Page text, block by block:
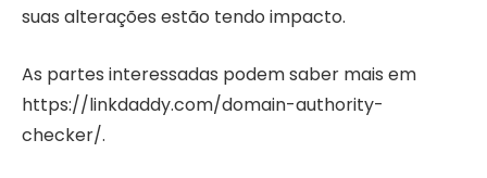
suas alterações estão tendo impacto.
As partes interessadas podem saber mais em
https://linkdaddy.com/domain-authority-
checker/.